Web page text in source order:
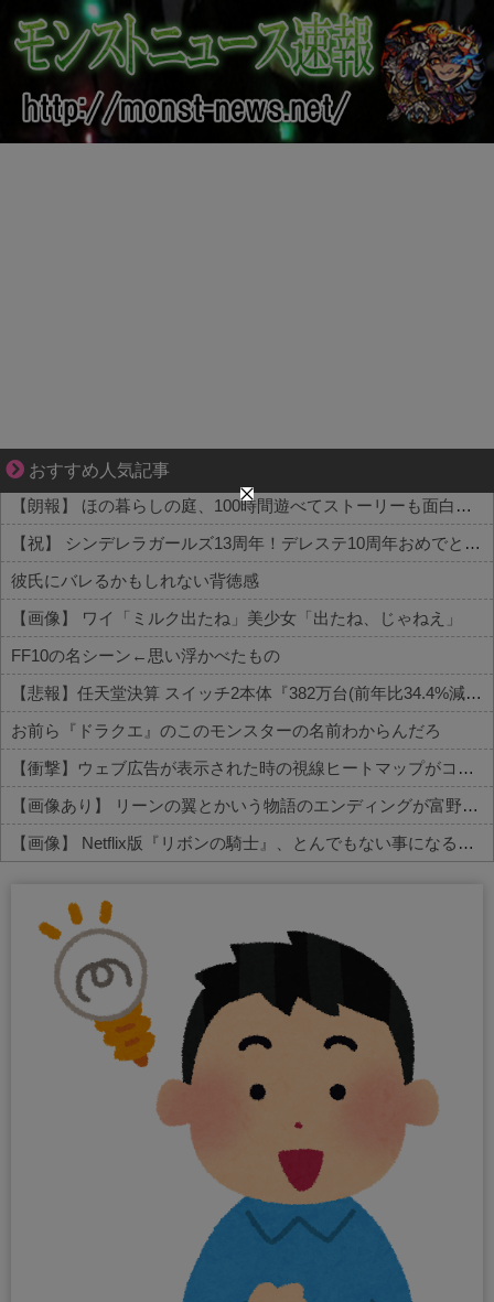
おすすめ人気記事
分かり合えているはずの夫が、一番遠い
【朗報】 ほの暮らしの庭、100時間遊べてストーリーも面白いスタバレの上位互換だとまじで好評
【祝】 シンデレラガールズ13周年！デレステ10周年おめでとう！ガチャ更新SSR八神マキノ・イベントSRイヴ、SR望月聖！
彼氏にバレるかもしれない背徳感
【画像】 ワイ「ミルク出たね」美少女「出たね、じゃねえ」
FF10の名シーン←思い浮かべたもの
【悲報】任天堂決算 スイッチ2本体『382万台(前年比34.4%減)』スイッチ本体『66万台(前年比31.8%減)』
お前ら『ドラクエ』のこのモンスターの名前わからんだろ
【衝撃】ウェブ広告が表示された時の視線ヒートマップがコチラ…
【画像あり】 リーンの翼とかいう物語のエンディングが富野作品の中でも屈指の美しさを誇る作品
【画像】 Netflix版『リボンの騎士』、とんでもない事になるｗｗｗｗｗ